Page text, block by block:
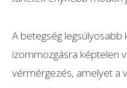
A betegség legsúlyosabb
izommozgásra képtelen
vérmérgezés, amelyet a